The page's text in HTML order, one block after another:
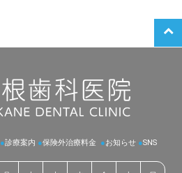
●診療案内 ●保険外治療料金 ●お知らせ ●SNS